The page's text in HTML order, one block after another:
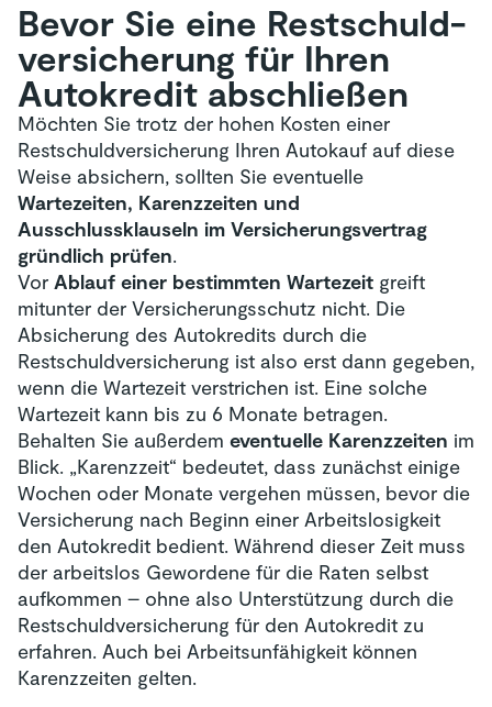
Bevor Sie eine Restschuld­
versicherung für Ihren
Autokredit abschließen
Möchten Sie trotz der hohen Kosten einer
Restschuldversicherung Ihren Autokauf auf diese
Weise absichern, sollten Sie eventuelle
Wartezeiten, Karenzzeiten und
Ausschlussklauseln im Versicherungsvertrag
gründlich prüfen.
Vor Ablauf einer bestimmten Wartezeit greift
mitunter der Versicherungsschutz nicht. Die
Absicherung des Autokredits durch die
Restschuldversicherung ist also erst dann gegeben,
wenn die Wartezeit verstrichen ist. Eine solche
Wartezeit kann bis zu 6 Monate betragen.
Behalten Sie außerdem eventuelle Karenzzeiten im
Blick. „Karenzzeit“ bedeutet, dass zunächst einige
Wochen oder Monate vergehen müssen, bevor die
Versicherung nach Beginn einer Arbeitslosigkeit
den Autokredit bedient. Während dieser Zeit muss
der arbeitslos Gewordene für die Raten selbst
aufkommen – ohne also Unterstützung durch die
Restschuldversicherung für den Autokredit zu
erfahren. Auch bei Arbeitsunfähigkeit können
Karenzzeiten gelten.